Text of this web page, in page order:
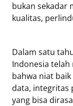
bukan sekadar
kualitas,
Dalam satu
Indonesia
bahwa niat
data, integritas
yang bisa